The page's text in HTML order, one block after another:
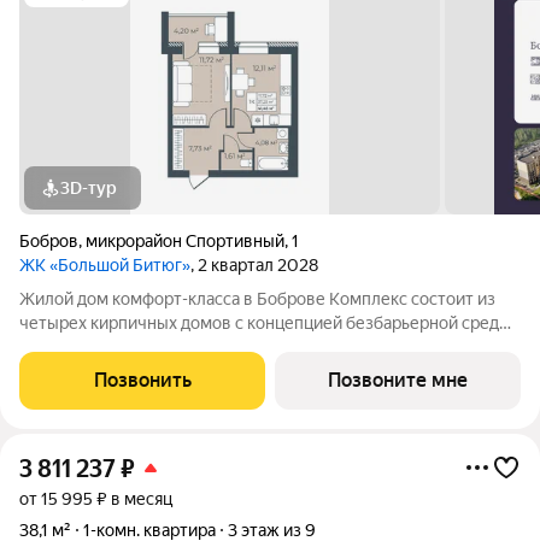
3D-тур
Бобров, микрорайон Спортивный,1
ЖК «Большой Битюг», 2 квартал 2028
Жилой дом комфорт-класса в Боброве Комплекс состоит из
четырех кирпичных домов с концепцией безбарьерной среды,
пожилых людей и родителей с колясками. Функциональное
использование квадратных
Позвонить Позвоните мне
3 811 237₽
от 15 995 ₽ в месяц
38,1 м²
1-комн. квартира 3 этаж из 9